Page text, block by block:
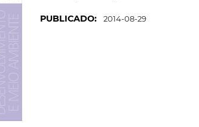
PUBLICADO: 2014-08-29